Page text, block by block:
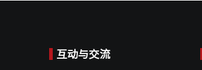
互动与交流